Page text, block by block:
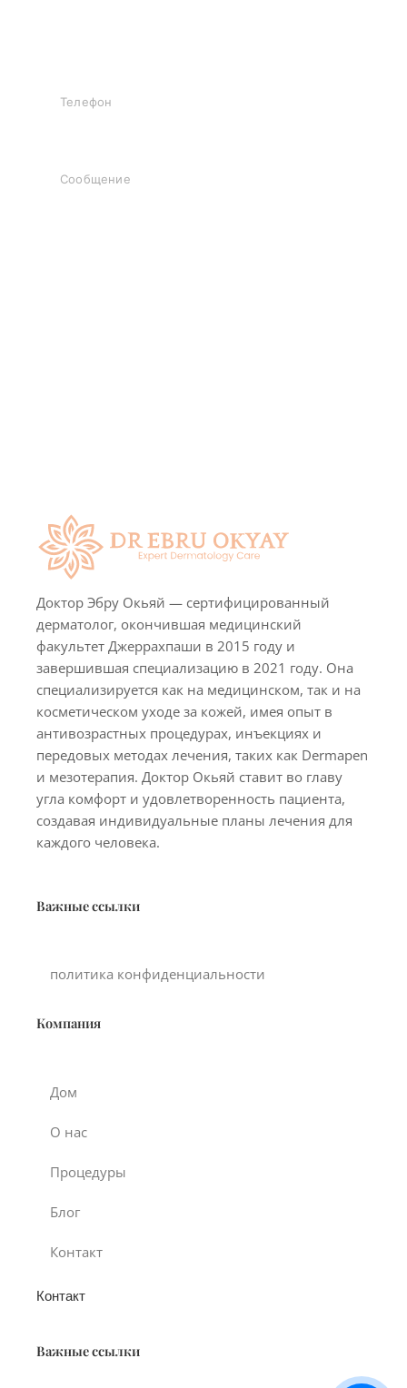
Доктор Эбру Окьяй — сертифицированный
дерматолог, окончившая медицинский
факультет Джеррахпаши в 2015 году и
завершившая специализацию в 2021 году. Она
специализируется как на медицинском, так и на
косметическом уходе за кожей, имея опыт в
антивозрастных процедурах, инъекциях и
передовых методах лечения, таких как Dermapen
и мезотерапия. Доктор Окьяй ставит во главу
угла комфорт и удовлетворенность пациента,
создавая индивидуальные планы лечения для
каждого человека.
Важные ссылки
политика конфиденциальности
Компания
Дом
О нас
Процедуры
Блог
Контакт
Контакт
Важные ссылки